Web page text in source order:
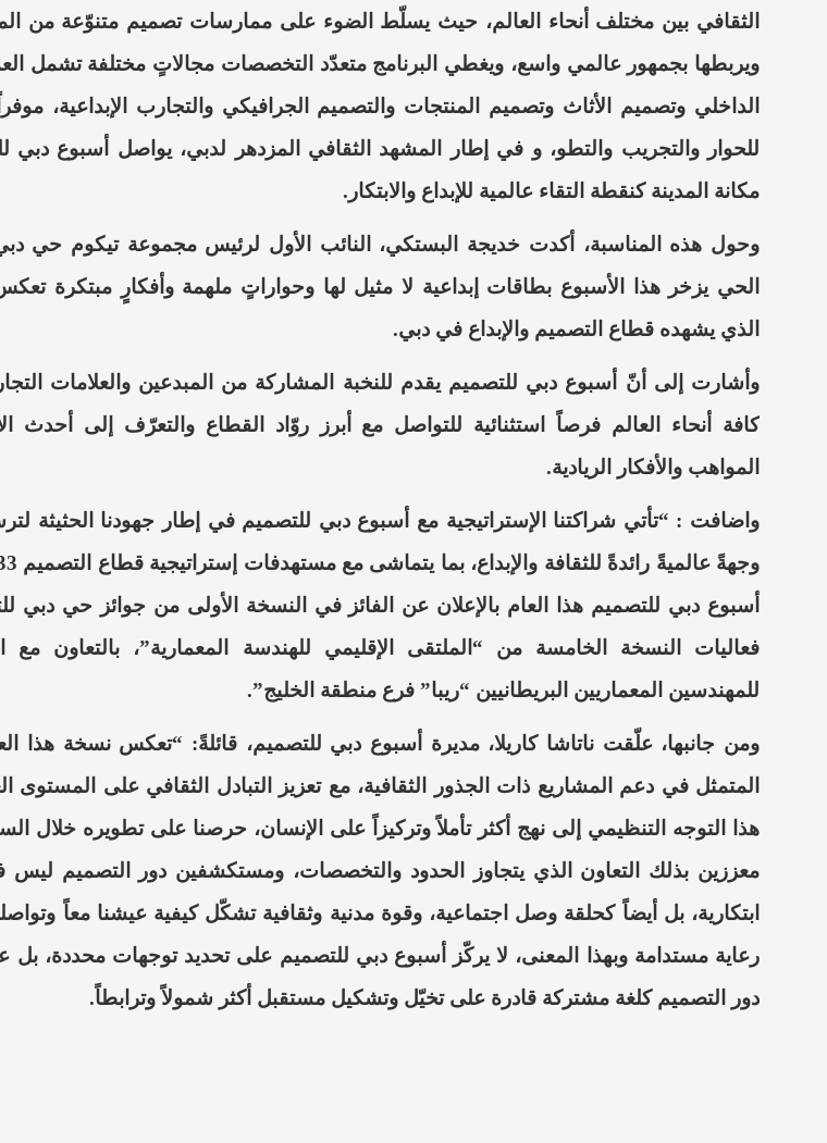
الثقافي بين مختلف أنحاء العالم، حيث يسلّط الضوء على ممارسات تصميم متنوّعة من
ويربطها بجمهور عالمي واسع، ويغطي البرنامج متعدّد التخصصات مجالاتٍ مختلفة تشمل
الداخلي وتصميم الأثاث وتصميم المنتجات والتصميم الجرافيكي والتجارب الإبداعية،
للحوار والتجريب والتطو، و في إطار المشهد الثقافي المزدهر لدبي، يواصل أسبوع دبي
مكانة المدينة كنقطة التقاء عالمية للإبداع والابتكار.
وحول هذه المناسبة، أكدت خديجة البستكي، النائب الأول لرئيس مجموعة تيكوم حي
الحي يزخر هذا الأسبوع بطاقات إبداعية لا مثيل لها وحواراتٍ ملهمة وأفكارٍ مبتكرة
الذي يشهده قطاع التصميم والإبداع في دبي.
وأشارت إلى أنّ أسبوع دبي للتصميم يقدم للنخبة المشاركة من المبدعين والعلامات
كافة أنحاء العالم فرصاً استثنائية للتواصل مع أبرز روّاد القطاع والتعرّف إلى أحدث
المواهب والأفكار الريادية.
واضافت : “تأتي شراكتنا الإستراتيجية مع أسبوع دبي للتصميم في إطار جهودنا الحثيثة
وجهةً عالميةً رائدةً للثقافة والإبداع، بما يتماشى مع مستهدفات إستراتيجية قطاع التصميم 2033،
أسبوع دبي للتصميم هذا العام بالإعلان عن الفائز في النسخة الأولى من جوائز حي دبي
فعاليات النسخة الخامسة من “الملتقى الإقليمي للهندسة المعمارية”، بالتعاون مع
للمهندسين المعماريين البريطانيين “ريبا” فرع منطقة الخليج”.
ومن جانبها، علّقت ناتاشا كاريلا، مديرة أسبوع دبي للتصميم، قائلةً: “تعكس نسخة هذا
المتمثل في دعم المشاريع ذات الجذور الثقافية، مع تعزيز التبادل الثقافي على المستوى
هذا التوجه التنظيمي إلى نهج أكثر تأملاً وتركيزاً على الإنسان، حرصنا على تطويره خلال
معززين بذلك التعاون الذي يتجاوز الحدود والتخصصات، ومستكشفين دور التصميم
ابتكارية، بل أيضاً كحلقة وصل اجتماعية، وقوة مدنية وثقافية تشكّل كيفية عيشنا معاً
رعاية مستدامة وبهذا المعنى، لا يركّز أسبوع دبي للتصميم على تحديد توجهات محددة، بل
دور التصميم كلغة مشتركة قادرة على تخيّل وتشكيل مستقبل أكثر شمولاً وترابطاً.